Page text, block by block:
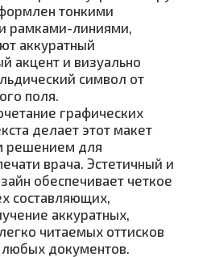
тонкими
рамками-линиями,
аккуратный
акцент и визуально
символ от
поля.
графических
делает этот макет
решением для
врача. Эстетичный и
обеспечивает четкое
составляющих,
аккуратных,
читаемых оттисков
документов.